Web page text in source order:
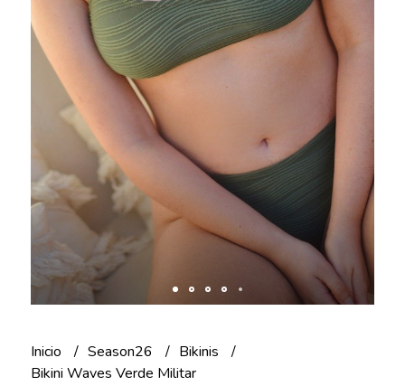
Inicio Season26
Bikinis
Bikini Waves Verde Militar